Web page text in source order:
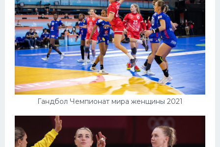
Гандбол Чемпионат мира женщины 2021